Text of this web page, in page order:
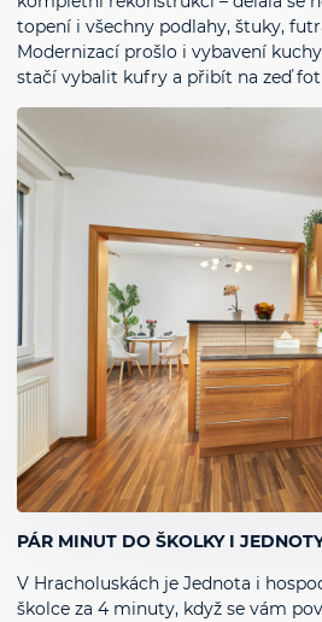
topení i všechny podlahy, štuky,
Modernizací prošlo i vybavení
stačí vybalit kufry a přibít na zeď
PÁR MINUT DO ŠKOLKY I
V Hracholuskách je Jednota i
školce za 4 minuty, když se vám